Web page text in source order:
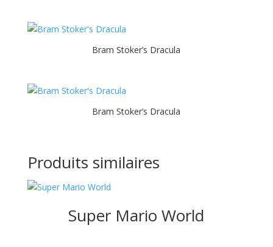
Bram Stoker’s Dracula
Bram Stoker’s Dracula
Produits similaires
Super Mario World